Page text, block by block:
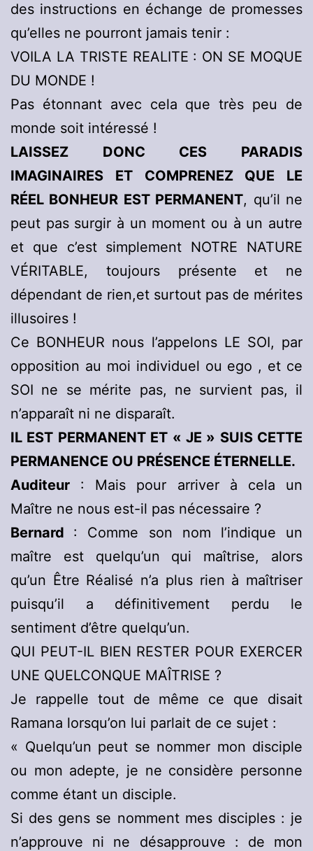
des instructions en échange de promesses
qu’elles ne pourront jamais tenir :
VOILA LA TRISTE REALITE : ON SE MOQUE
DU MONDE !
Pas étonnant avec cela que très peu de
monde soit intéressé !
LAISSEZ DONC CES PARADIS
IMAGINAIRES ET COMPRENEZ QUE LE
RÉEL BONHEUR EST PERMANENT, qu’il ne
peut pas surgir à un moment ou à un autre
et que c’est simplement NOTRE NATURE
VÉRITABLE, toujours présente et ne
dépendant de rien,et surtout pas de mérites
illusoires !
Ce BONHEUR nous l’appelons LE SOI, par
opposition au moi individuel ou ego , et ce
SOI ne se mérite pas, ne survient pas, il
n’apparaît ni ne disparaît.
IL EST PERMANENT ET « JE » SUIS CETTE
PERMANENCE OU PRÉSENCE ÉTERNELLE.
Auditeur : Mais pour arriver à cela un
Maître ne nous est-il pas nécessaire ?
Bernard : Comme son nom l’indique un
maître est quelqu’un qui maîtrise, alors
qu’un Être Réalisé n’a plus rien à maîtriser
puisqu’il a définitivement perdu le
sentiment d’être quelqu’un.
QUI PEUT-IL BIEN RESTER POUR EXERCER
UNE QUELCONQUE MAÎTRISE ?
Je rappelle tout de même ce que disait
Ramana lorsqu’on lui parlait de ce sujet :
« Quelqu’un peut se nommer mon disciple
ou mon adepte, je ne considère personne
comme étant un disciple.
Si des gens se nomment mes disciples : je
n’approuve ni ne désapprouve : de mon